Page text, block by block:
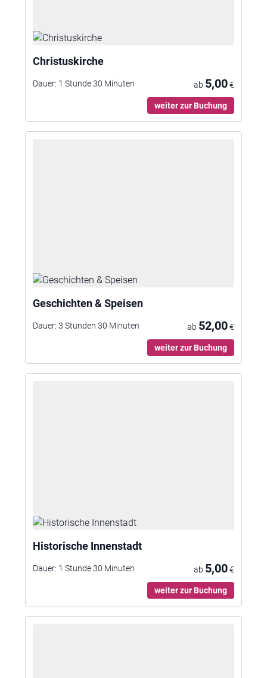
Christuskirche
Dauer: 1 Stunde 30 Minuten ab 5,00€
weiter zur Buchung
Geschichten & Speisen
Dauer: 3 Stunden 30 Minuten ab 52,00€
weiter zur Buchung
Historische Innenstadt
Dauer: 1 Stunde 30 Minuten ab 5,00€
weiter zur Buchung